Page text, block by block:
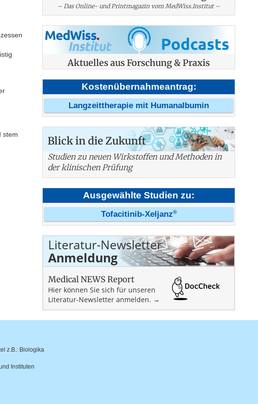
stem
– Das Online- und Printmagazin vom MedWiss.Institut –
Aktuelles aus Forschung & Praxis
Kostenübernahmeantrag:
Langzeittherapie mit Humanalbumin
Blick in die Zukunft
Studien zu neuen Wirkstoffen und Methoden in
der klinischen Prüfung
Ausgewählte Studien zu:
Tofacitinib-Xeljanz®
Literatur-Newsletter
Anmeldung
Medical NEWS Report
Hier können Sie sich für unseren
Literatur-Newsletter anmelden. →
z.B.: Biologika
Instituten